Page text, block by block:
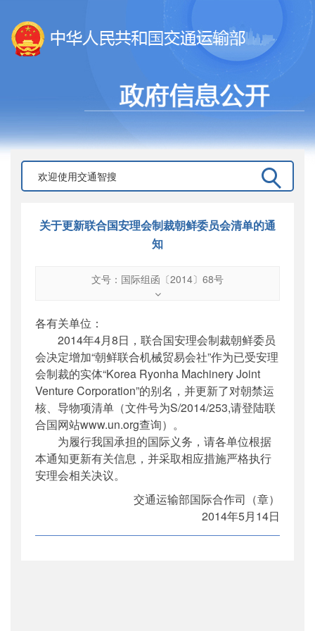
关于更新联合国安理会制裁朝鲜委员会清单的通
知
文号：国际组函〔2014〕68号
国际组函〔2014〕68号
公开日期 ：
2014年05月15日
主题词 ：
安理会;制裁;朝鲜;清单;更新
机构分类：国际合作司
主题分类：其他
公文类型：部函
各有关单位：
2014年4月8日，联合国安理会制裁朝鲜委员
会决定增加“朝鲜联合机械贸易会社”作为已受安理
会制裁的实体“Korea Ryonha Machinery Joint
Venture Corporation”的别名，并更新了对朝禁运
核、导物项清单（文件号为S/2014/253,请登陆联
合国网站www.un.org查询）。
为履行我国承担的国际义务，请各单位根据
本通知更新有关信息，并采取相应措施严格执行
安理会相关决议。
交通运输部国际合作司（章）
2014年5月14日